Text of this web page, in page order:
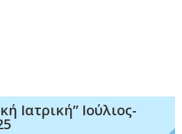
Ιατρική” Ιούλιος-